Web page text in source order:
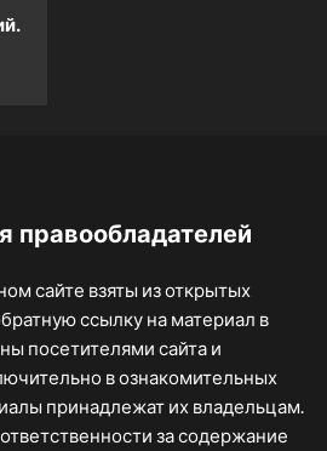
правообладателей
сайте взяты из открытых
ссылку на материал в
посетителями сайта и
в ознакомительных
принадлежат их владельцам.
за содержание